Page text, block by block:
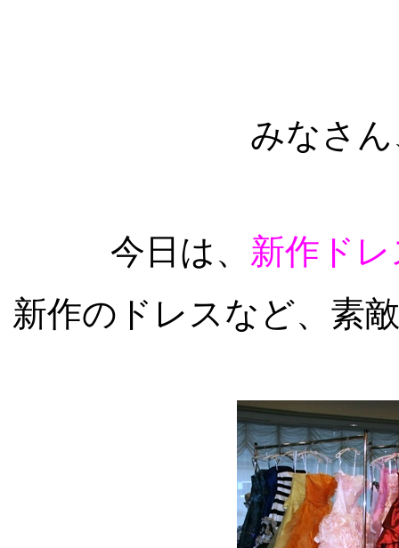
みなさ
今日は、 新作ド
新作のドレスなど、素